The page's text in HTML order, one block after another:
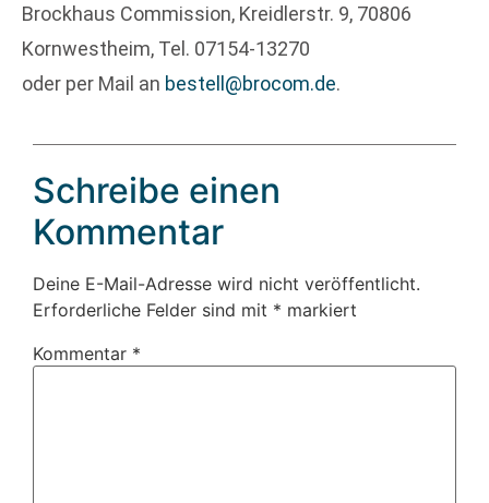
Brockhaus Commission, Kreidlerstr. 9, 70806
Kornwestheim, Tel. 07154-13270
oder per Mail an bestell@brocom.de.
Schreibe einen
Kommentar
Deine E-Mail-Adresse wird nicht veröffentlicht.
Erforderliche Felder sind mit * markiert
Kommentar *